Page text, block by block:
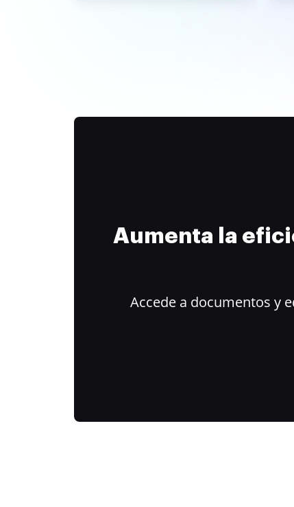
Aumenta la
Accede a documentos y